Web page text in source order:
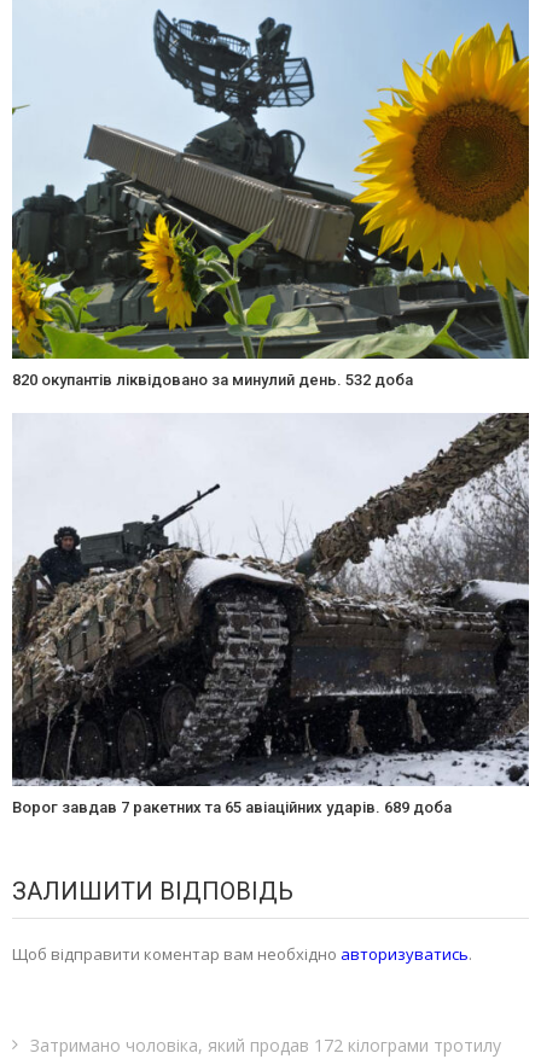
820 окупантів ліквідовано за минулий день. 532 доба
Ворог завдав 7 ракетних та 65 авіаційних ударів. 689 доба
ЗАЛИШИТИ ВІДПОВІДЬ
Щоб відправити коментар вам необхідно авторизуватись.
Затримано чоловіка, який продав 172 кілограми тротилу